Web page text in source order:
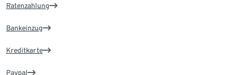
Ratenzahlung
Bankeinzug
Kreditkarte
Paypal